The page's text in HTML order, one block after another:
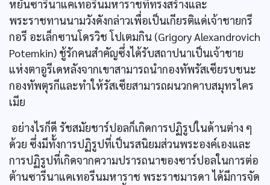
หยันซารีนาแคเทอรีนมหาราชที่ทรงสร้างและ
พระราชทานนามวังดังกล่าวเพื่อเป็นเกียรติแด่เจ้าชายกรี
กอรี อะเล็กซานโดรวิช โปเตมกิน (Grigory Alexandrovich
Potemkin) ชู้รักคนสำคัญซึ่งได้รับสถาปนาเป็นเจ้าชาย
แห่งตาอูรีเดหลังจากเขาสามารถนำกองทัพรัสเซียรบชนะ
กองทัพตุรกีและทำให้รัสเซียสามารถผนวกคาบสมุทรไคร
เมีย
อย่างไรก็ดี รัชสมัยชาร์ปอลก็เกิดการปฏิรูปในด้านต่าง ๆ
ด้วย ซึ่งมีทั้งการปฏิรูปที่เป็นรสนิยมส่วนพระองค์เองและ
การปฏิรูปที่เกิดจากความปรารถนาของซาร์ปอลในการต่อ
ต้านซารีนาแคเทอรีนมหาราช พระราชมารดา ได้มีการจัด